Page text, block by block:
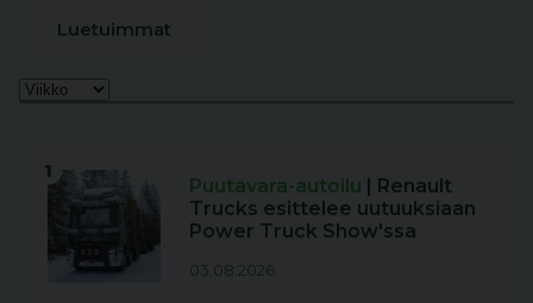
Luetuimmat
1
Puutavara-autoilu | Renault
Trucks esittelee uutuuksiaan
Power Truck Show'ssa
03.08.2026